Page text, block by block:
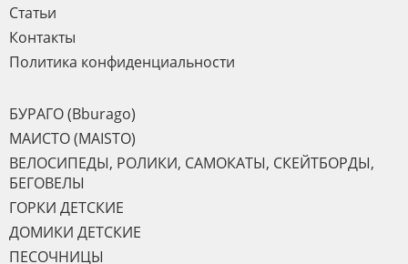
Статьи
Контакты
Политика конфиденциальности
БУРАГО (Bburago)
МАИСТО (MAISTO)
ВЕЛОСИПЕДЫ, РОЛИКИ, САМОКАТЫ, СКЕЙТБОРДЫ,
БЕГОВЕЛЫ
ГОРКИ ДЕТСКИЕ
ДОМИКИ ДЕТСКИЕ
ПЕСОЧНИЦЫ